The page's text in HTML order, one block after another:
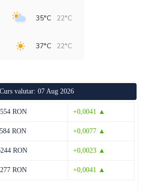
35°C 22°C
37°C 22°C
38°C 22°C
Curs valutar: 07 Aug 2026
RON +0,0041 ▲
RON +0,0077 ▲
RON +0,0023 ▲
RON +0,0041 ▲